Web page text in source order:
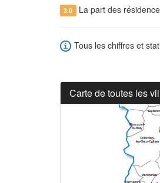
3.0 La part des
Tous les chiffres et
Carte de toutes les